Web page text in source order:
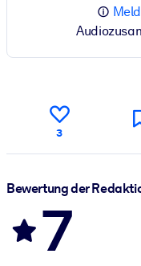
3
Bewertung der
7